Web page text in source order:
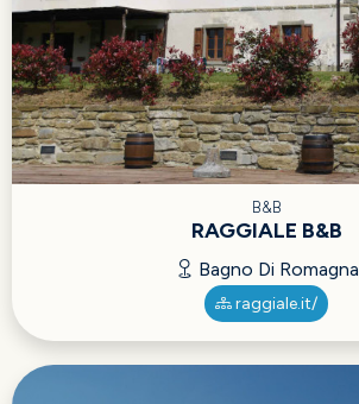
B&B
RAGGIALE B&B
Bagno Di Romagna
raggiale.it/